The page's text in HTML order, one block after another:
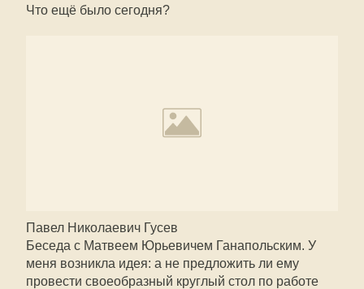
Что ещё было сегодня?
Павел Николаевич Гусев
Беседа с Матвеем Юрьевичем Ганапольским. У
меня возникла идея: а не предложить ли ему
провести своеобразный круглый стол по работе